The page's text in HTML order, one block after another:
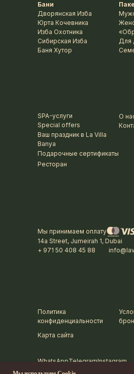
Мы принимаем оплату
14a Street, Jumeirah 1, Dubai
+ 971 50 408 45 88
Карта сайта
Политика
конфиденциальности
WhatsAppTelegramInstagram
Для
SPA-услуги
Special offers
Ваш праздник в La Villa
Banya
Подарочные сертификаты
Ресторан
Бани
Дворянская Изба
Юрта Кочевника
Изба Охотника
Сибирская Изба
Баня Хутор
О